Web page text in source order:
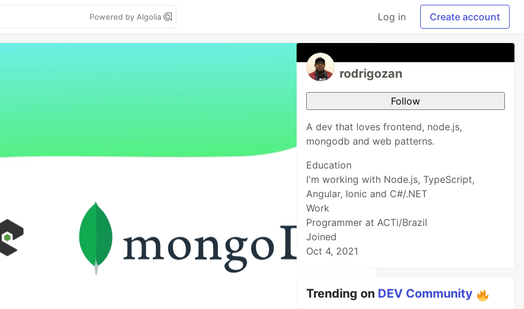
Powered by Algolia Log in Create account
rodrigozan
Follow
A dev that loves frontend, node.js,
mongodb and web patterns.
Education
I'm working with Node.js, TypeScript,
Angular, Ionic and C#/.NET
Work
Programmer at ACTi/Brazil
Joined
Oct 4, 2021
Trending on DEV Community